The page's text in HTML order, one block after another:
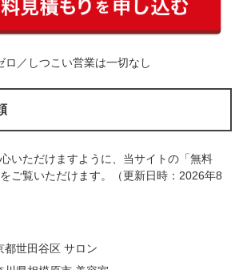
ロ／しつこい営業は一切なし
いただけますように、当サイトの「無料
ご覧いただけます。（更新日時：2026年8
都世田谷区 サロン